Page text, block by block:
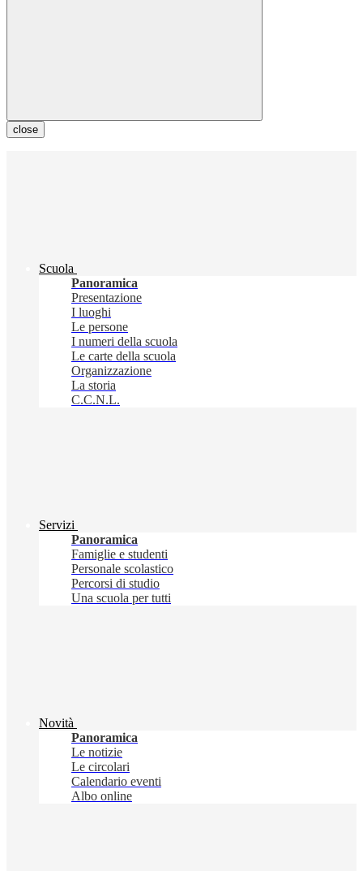
close
Scuola
Panoramica
Presentazione
I luoghi
Le persone
I numeri della scuola
Le carte della scuola
Organizzazione
La storia
C.C.N.L.
Servizi
Panoramica
Famiglie e studenti
Personale scolastico
Percorsi di studio
Una scuola per tutti
Novità
Panoramica
Le notizie
Le circolari
Calendario eventi
Albo online